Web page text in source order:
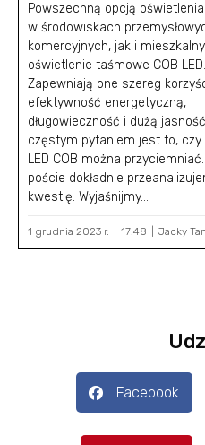
Powszechną opcją
w środowiskach
komercyjnych, jak i
oświetlenie taśmowe COB LED.
Zapewniają one szereg
efektywność energetyczną,
długowieczność i dużą
częstym pytaniem jest to, czy
LED COB można
poście dokładnie
kwestię. Wyjaśnijmy...
1 grudnia 2023 r. 17:48 Jacky
Facebook